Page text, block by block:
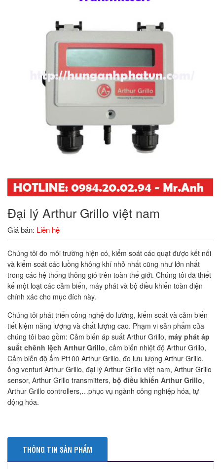
Đại lý Arthur Grillo việt nam
Giá bán: Liên hệ
Chúng tôi đo môi trường hiện có, kiểm soát các quạt được kết nối
và kiểm soát các luồng không khí nhỏ nhất cũng như lớn nhất
trong các hệ thống thông gió trên toàn thế giới. Chúng tôi đã thiết
kế một loạt các cảm biến, máy phát và bộ điều khiển toàn diện
chính xác cho mục đích này.
Chúng tôi phát triển công nghệ đo lường, kiểm soát và cảm biến
tiết kiệm năng lượng và chất lượng cao. Phạm vi sản phẩm của
chúng tôi bao gồm: Cảm biến áp suất Arthur Grillo, máy phát áp
suất chênh lệch Arthur Grillo, cảm biến nhiệt độ Arthur Grillo,
Cảm biến độ ẩm Pt100 Arthur Grillo, đo lưu lượng Arthur Grillo,
ống venturi Arthur Grillo, đại lý Arthur Grillo việt nam, Arthur Grillo
sensor, Arthur Grillo transmitters, bộ điều khiển Arthur Grillo,
Arthur Grillo controllers,…phục vụ ngành công nghiệp hóa, tự
động hóa.
THÔNG TIN SẢN PHẨM